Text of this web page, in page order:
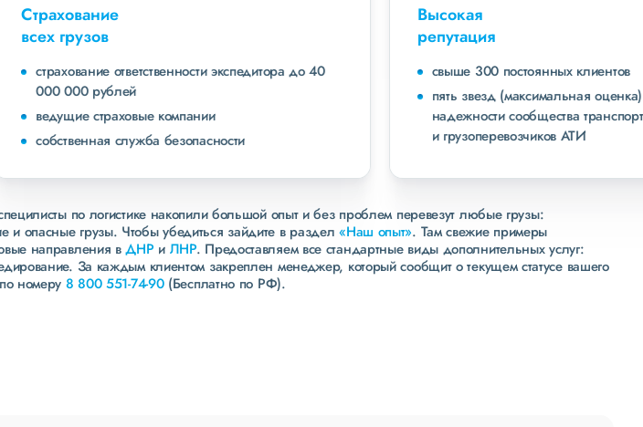
экспедитора до 40
компании
безопасности
свыше 300 постоянных клиентов
пять звезд (максимальная оценка) в рейтинге
надежности сообщества транспортных компаний
и грузоперевозчиков АТИ
по логистике накопили большой опыт и без проблем перевезут любые грузы:
опасные грузы. Чтобы убедиться зайдите в раздел«Наш опыт». Там свежие примеры
направления вДНР и ЛНР. Предоставляем все стандартные виды дополнительных услуг:
За каждым клиентом закреплен менеджер, который сообщит о текущем статусе вашего
номеру 8 800 551-74-90(Бесплатно по РФ).